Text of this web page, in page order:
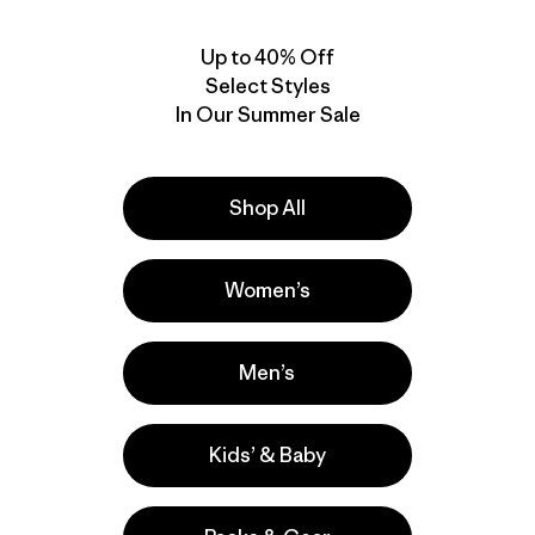
W's All Seasons Vest
$ 145
Valoración: 4.3 / 5
(6Comentarios
)
W's Steel Forge Vest
Up to 40% Off
Select Styles
In Our Summer Sale
Shop All
Women’s
Men’s
Kids’ & Baby